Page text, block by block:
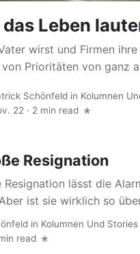
Leben
wirst und Firmen
Prioritäten von ganz
Schönfeld in Kolumnen
22 · 2 min read
Resignation
Resignation lässt die
ist sie wirklich so
in Kolumnen Und Stories
read